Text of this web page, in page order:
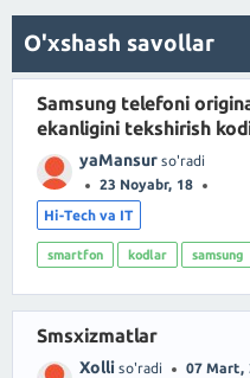
O'xshash savollar
Samsung telefoni
ekanligini tekshirish
yaMansur so'radi
23 Noyabr, 18
Hi-Tech va IT
smartfon kodlar samsung
Smsxizmatlar
Xolli so'radi 07 Mart,